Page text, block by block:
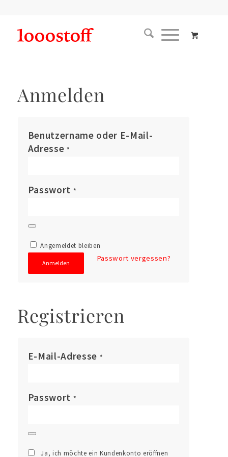
Anmelden
Benutzername oder E-Mail-
Adresse *
Passwort *
Angemeldet bleiben
Anmelden
Passwort vergessen?
Registrieren
E-Mail-Adresse *
Passwort *
Ja, ich möchte ein Kundenkonto eröffnen